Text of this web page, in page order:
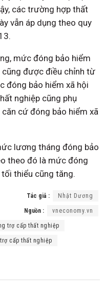
các trường hợp thất
vẫn áp dụng theo quy
mức đóng bảo hiểm
được điều chỉnh từ
đóng bảo hiểm xã hội
nghiệp cũng phụ
cứ đóng bảo hiểm xã
lương tháng đóng bảo
theo đó là mức đóng
thiểu cũng tăng.
Tác giả : Nhật Dương
Nguồn : vneconomy.vn
trợ cấp thất nghiệp
trợ cấp thất nghiệp